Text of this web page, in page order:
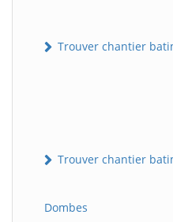
Trouver chantier
Trouver chantier
Dombes